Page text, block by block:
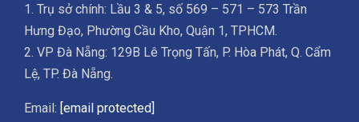
1. Trụ sở chính: Lầu 3 & 5, số 569 – 571 – 573 Trần
Hưng Đạo, Phường Cầu Kho, Quận 1, TPHCM.
2. VP Đà Nẵng: 129B Lê Trọng Tấn, P. Hòa Phát, Q. Cẩm
Lệ, TP. Đà Nẵng.
Email: [email protected]